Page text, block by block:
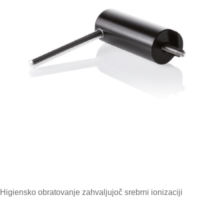
Higiensko obratovanje zahvaljujoč srebrni ionizaciji